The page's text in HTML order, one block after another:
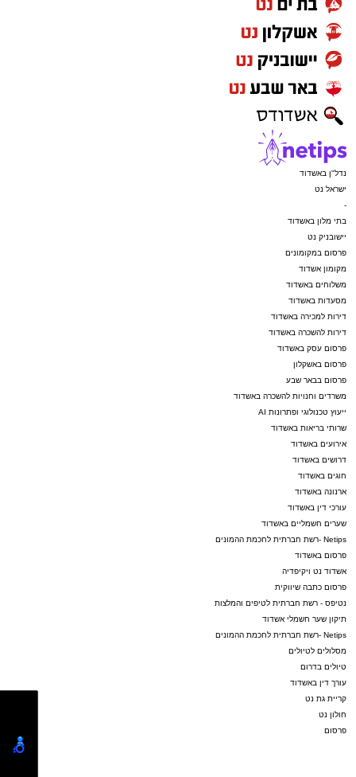
נדל"ן באשדוד
ישראל נט
-
בתי מלון באשדוד
יישובניק נט
פרסום במקומונים
מקומון אשדוד
משלוחים באשדוד
מסעדות באשדוד
דירות למכירה באשדוד
דירות להשכרה באשדוד
פרסום עסק באשדוד
פרסום באשקלון
פרסום בבאר שבע
משרדים וחנויות להשכרה באשדוד
ייעוץ טכנולוגי ופתרונות AI
שרותי בריאות באשדוד
אירועים באשדוד
דרושים באשדוד
חוגים באשדוד
ארנונה באשדוד
עורכי דין באשדוד
שערים חשמליים באשדוד
Netips -רשת חברתית לחכמת ההמונים
פרסום באשדוד
אשדוד נט ויקיפדיה
פרסום כתבה שיווקית
נטיפס - רשת חברתית לטיפים והמלצות
תיקון שער חשמלי אשדוד
Netips -רשת חברתית לחכמת ההמונים
מסלולים לטיולים
טיולים בדרום
עורך דין באשדוד
קריית גת נט
חולון נט
פרסום